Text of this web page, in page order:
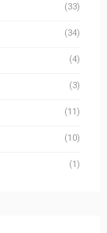
(33)
(34)
(4)
(3)
(11)
(10)
(1)